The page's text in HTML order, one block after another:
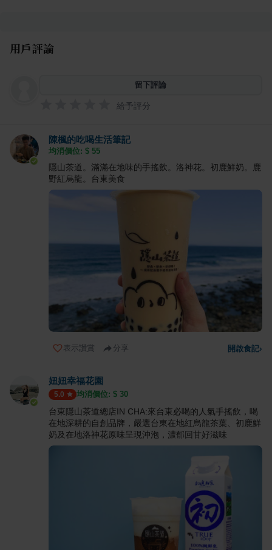
用戶評論
留下評論
給予評分
陳楓的吃喝生活筆記
均消價位: $ 55
隱山茶道。滿滿在地味的手搖飲。洛神花。初鹿鮮奶。鹿
野紅烏龍。台東美食
表示讚賞 分享 開啟食記›
妞妞幸福花園
5.0 均消價位: $ 30
台東隱山茶道總店IN CHA:來台東必喝的人氣手搖飲，喝
在地深耕的自創品牌，嚴選台東在地紅烏龍茶葉、初鹿鮮
奶及在地洛神花原味呈現沖泡，濃郁回甘好滋味